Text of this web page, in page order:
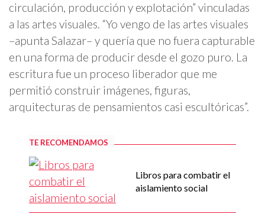
circulación, producción y explotación” vinculadas
a las artes visuales. “Yo vengo de las artes visuales
–apunta Salazar– y quería que no fuera capturable
en una forma de producir desde el gozo puro. La
escritura fue un proceso liberador que me
permitió construir imágenes, figuras,
arquitecturas de pensamientos casi escultóricas”.
TE RECOMENDAMOS
Libros para combatir el
aislamiento social